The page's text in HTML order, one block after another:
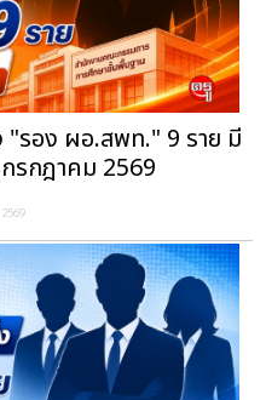
"รอง ผอ.สพท." 9 ราย มี
รกฎาคม 2569